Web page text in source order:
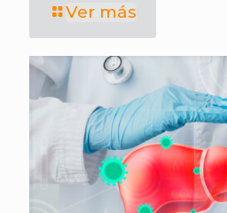
Ver más